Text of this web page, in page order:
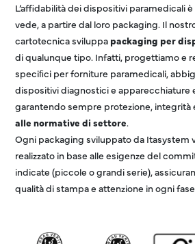
L’affidabilità dei dispositivi paramedicali
vede, a partire dal loro packaging. Il
cartotecnica sviluppa packaging per
di qualunque tipo. Infatti, progettiamo e
speciﬁci per forniture paramedicali,
dispositivi diagnostici e apparecchiature
garantendo sempre protezione, integrità
alle normative di settore.
Ogni packaging sviluppato da Itasystem
realizzato in base alle esigenze del
indicate (piccole o grandi serie),
qualità di stampa e attenzione in ogni